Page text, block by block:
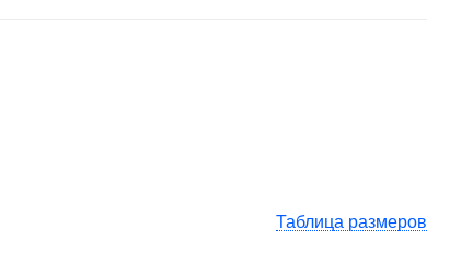
Таблица размеров